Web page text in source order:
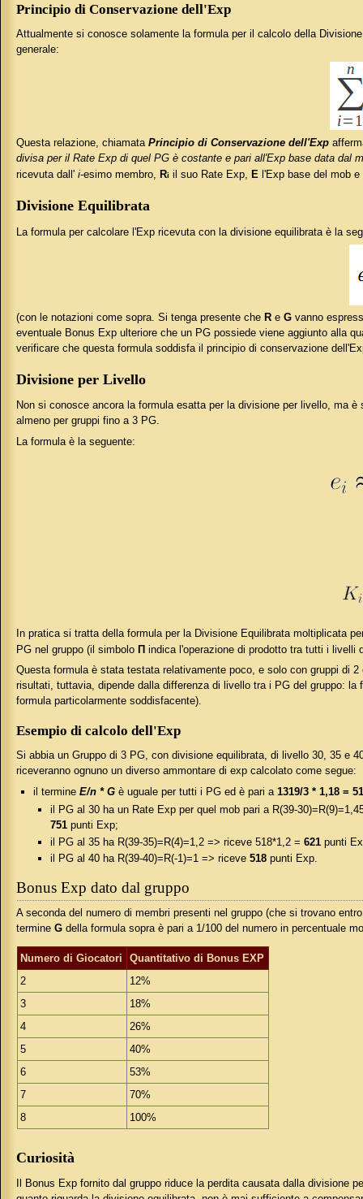
Principio di Conservazione dell'Exp
Attualmente si conosce solamente la formula per il calcolo della
generale:
Questa relazione, chiamataPrincipio di Conservazione dell'Exp
divisa per il Rate Exp di quel PG è costante e pari all'Exp base data dal
ricevuta dall'i-esimo membro,Ri il suo Rate Exp,E l'Exp base del mob e
Divisione Equilibrata
La formula per calcolare l'Exp ricevuta con la divisione equilibrata è la
(con le notazioni come sopra. Si tenga presente che R eG vanno
eventuale Bonus Exp ulteriore che un PG possiede viene aggiunto alla
verificare che questa formula soddisfa il principio di conservazione
Divisione per Livello
Non si conosce ancora la formula esatta per la divisione per livello, ma
almeno per gruppi fino a 3 PG.
La formula è la seguente:
In pratica si tratta della formula per la Divisione Equilibrata moltiplicata
PG nel gruppo (il simboloΠ indica l'operazione di prodotto tra tutti i livelli
Questa formula è stata testata relativamente poco, e solo con gruppi di
risultati, tuttavia, dipende dalla differenza di livello tra i PG del gruppo:
formula particolarmente soddisfacente).
Esempio di calcolo dell'Exp
Si abbia un Gruppo di 3 PG, con divisione equilibrata, di livello 30, 35 e
riceveranno ognuno un diverso ammontare di exp calcolato come segue:
il termineE/n * G è uguale per tutti i PG ed è pari a1319/3 * 1,18 =
il PG al 30 ha un Rate Exp per quel mob pari a R(39-
751punti Exp;
il PG al 35 ha R(39-35)=R(4)=1,2 => riceve 518*1,2 = 621punti
il PG al 40 ha R(39-40)=R(-1)=1 => riceve 518punti Exp.
Bonus Exp dato dal gruppo
A seconda del numero di membri presenti nel gruppo (che si trovano
termineG della formula sopra è pari a 1/100 del numero in percentuale
Numero di Giocatori
Quantitativo di Bonus EXP
2
12%
3
18%
4
26%
5
40%
6
53%
7
70%
8
100%
Curiosità
Il Bonus Exp fornito dal gruppo riduce la perdita causata dalla divisione